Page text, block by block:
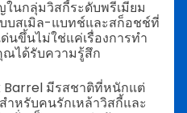
นกลุ่มวิสกี้ระดับพรีเมียม
บสเมิล-แบทช์และสก็อชช์ที่
นขึ้นไม่ใช่แค่เรื่องการทำ
ณได้รับความรู้สึก
Barrel มีรสชาติที่หนักแต่
ำหรับคนรักเหล้าวิสกี้และ